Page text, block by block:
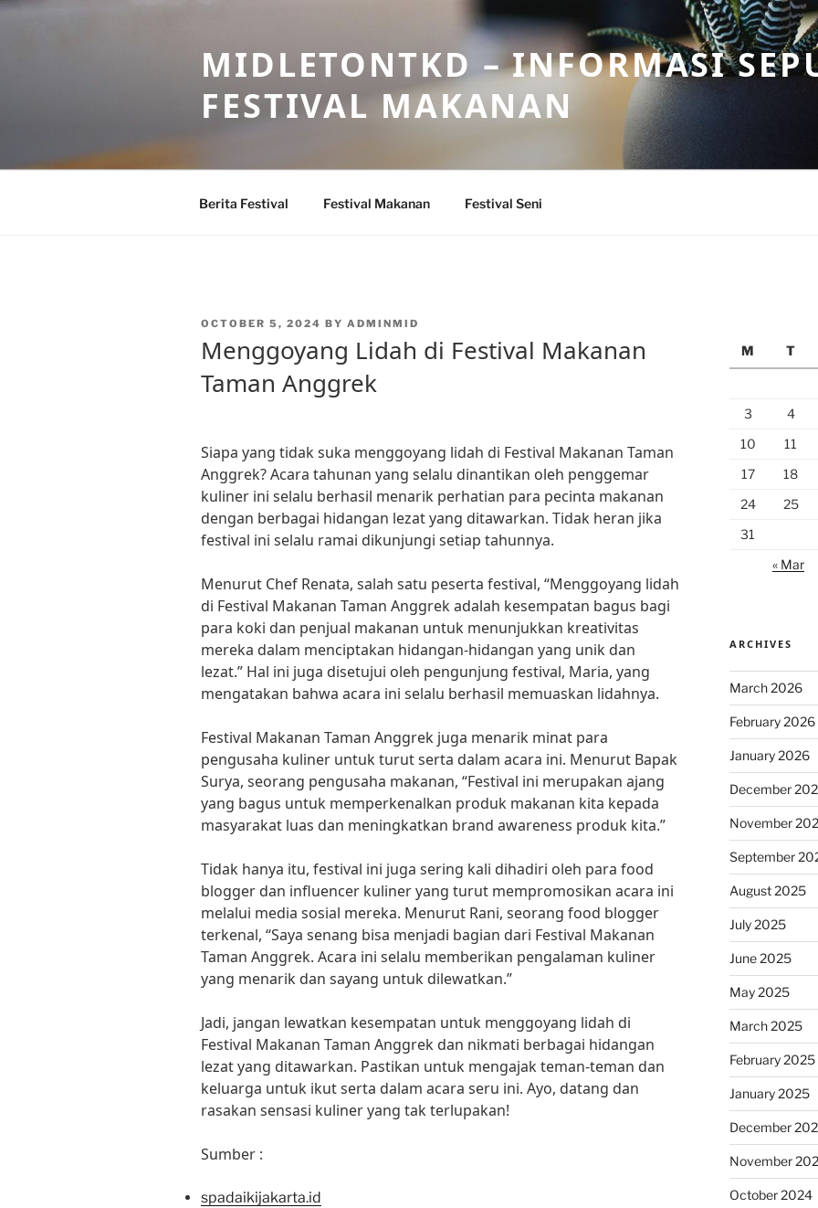
Skip
MIDLETONTKD – INFORMASI
FESTIVAL MAKANAN
Berita Festival Festival Makanan Festival Seni
POSTED
OCTOBER 5, 2024 BY ADMINMID
Menggoyang Lidah di Festival Makanan
Taman Anggrek
Siapa yang tidak suka menggoyang lidah di Festival Makanan Taman
Anggrek? Acara tahunan yang selalu dinantikan oleh penggemar
kuliner ini selalu berhasil menarik perhatian para pecinta makanan
dengan berbagai hidangan lezat yang ditawarkan. Tidak heran jika
festival ini selalu ramai dikunjungi setiap tahunnya.
Menurut Chef Renata, salah satu peserta festival, “Menggoyang lidah
di Festival Makanan Taman Anggrek adalah kesempatan bagus bagi
para koki dan penjual makanan untuk menunjukkan kreativitas
mereka dalam menciptakan hidangan-hidangan yang unik dan
lezat.” Hal ini juga disetujui oleh pengunjung festival, Maria, yang
mengatakan bahwa acara ini selalu berhasil memuaskan lidahnya.
Festival Makanan Taman Anggrek juga menarik minat para
pengusaha kuliner untuk turut serta dalam acara ini. Menurut Bapak
Surya, seorang pengusaha makanan, “Festival ini merupakan ajang
yang bagus untuk memperkenalkan produk makanan kita kepada
masyarakat luas dan meningkatkan brand awareness produk kita.”
Tidak hanya itu, festival ini juga sering kali dihadiri oleh para food
blogger dan influencer kuliner yang turut mempromosikan acara ini
melalui media sosial mereka. Menurut Rani, seorang food blogger
terkenal, “Saya senang bisa menjadi bagian dari Festival Makanan
Taman Anggrek. Acara ini selalu memberikan pengalaman kuliner
yang menarik dan sayang untuk dilewatkan.”
Jadi, jangan lewatkan kesempatan untuk menggoyang lidah di
Festival Makanan Taman Anggrek dan nikmati berbagai hidangan
lezat yang ditawarkan. Pastikan untuk mengajak teman-teman dan
keluarga untuk ikut serta dalam acara seru ini. Ayo, datang dan
rasakan sensasi kuliner yang tak terlupakan!
Sumber :
spadaikijakarta.id
M
T
3
4
10
11
17
18
24
25
31
« Mar
ARCHIVES
March 2026
February 2026
January 2026
December
November
September
August 2025
July 2025
June 2025
May 2025
March 2025
February 2025
January 2025
December
November
October 2024